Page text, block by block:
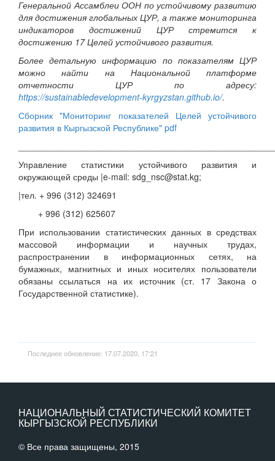
Генеральной Ассамблеи ООН по устойчивому развитию
для достижения глобальных ЦУР, а также мониторинга
индикаторов достижений ЦУР стремится к
достижению 17 Целей устойчивого развития.
Более детальную информацию по показателям ЦУР
можно найти на Национальной платформе
отчетности ЦУР по адресу:
https://sustainabledevelopment-kyrgyzstan.github.io/.
Сборник "Мониторинг показателей Целей устойчивого
развития в Кыргызской Республике" pdf
Управление статистики устойчивого развития и
окружающей среды |e-mail: sdg_nsc@stat.kg;
|тел. + 996 (312) 324691
+ 996 (312) 625607
При использовании статистических данных в средствах
массовой информации и научных трудах,
распространении в информационных сетях, на
бумажных, магнитных и иных носителях пользователи
обязаны ссылаться на их источник (ст. 17 Закона о
Государственной статистике).
Последнее обновление: 17.07.2020, 17:21
НАЦИОНАЛЬНЫЙ СТАТИСТИЧЕСКИЙ КОМИТЕТ
КЫРГЫЗСКОЙ РЕСПУБЛИКИ
© Все права защищены, 2015